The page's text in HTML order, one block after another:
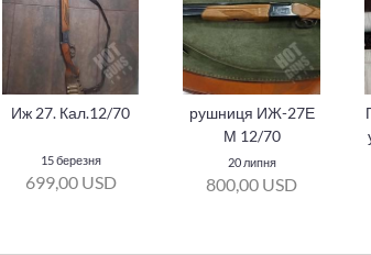
Иж 27. Кал.12/70
15 березня
699,00 USD
рушниця ИЖ-27Е
М 12/70
20 липня
800,00 USD